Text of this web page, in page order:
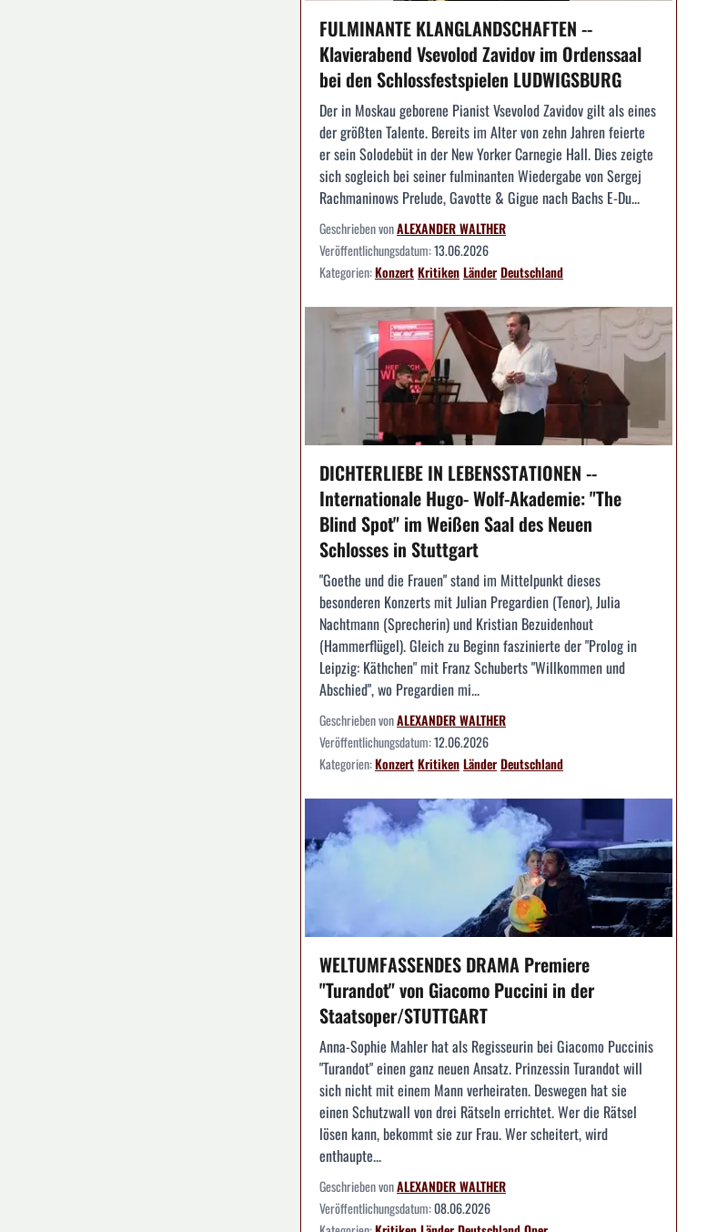
FULMINANTE KLANGLANDSCHAFTEN --
Klavierabend Vsevolod Zavidov im Ordenssaal
bei den Schlossfestspielen LUDWIGSBURG
Der in Moskau geborene Pianist Vsevolod Zavidov gilt als eines
der größten Talente. Bereits im Alter von zehn Jahren feierte
er sein Solodebüt in der New Yorker Carnegie Hall. Dies zeigte
sich sogleich bei seiner fulminanten Wiedergabe von Sergej
Rachmaninows Prelude, Gavotte & Gigue nach Bachs E-Du...
Geschrieben vonALEXANDER WALTHER
Veröffentlichungsdatum:13.06.2026
Kategorien:KonzertKritikenLänderDeutschland
DICHTERLIEBE IN LEBENSSTATIONEN --
Internationale Hugo- Wolf-Akademie: "The
Blind Spot" im Weißen Saal des Neuen
Schlosses in Stuttgart
"Goethe und die Frauen" stand im Mittelpunkt dieses
besonderen Konzerts mit Julian Pregardien (Tenor), Julia
Nachtmann (Sprecherin) und Kristian Bezuidenhout
(Hammerflügel). Gleich zu Beginn faszinierte der "Prolog in
Leipzig: Käthchen" mit Franz Schuberts "Willkommen und
Abschied", wo Pregardien mi...
Geschrieben vonALEXANDER WALTHER
Veröffentlichungsdatum:12.06.2026
Kategorien:KonzertKritikenLänderDeutschland
WELTUMFASSENDES DRAMA Premiere
"Turandot" von Giacomo Puccini in der
Staatsoper/STUTTGART
Anna-Sophie Mahler hat als Regisseurin bei Giacomo Puccinis
"Turandot" einen ganz neuen Ansatz. Prinzessin Turandot will
sich nicht mit einem Mann verheiraten. Deswegen hat sie
einen Schutzwall von drei Rätseln errichtet. Wer die Rätsel
lösen kann, bekommt sie zur Frau. Wer scheitert, wird
enthaupte...
Geschrieben vonALEXANDER WALTHER
Veröffentlichungsdatum:08.06.2026